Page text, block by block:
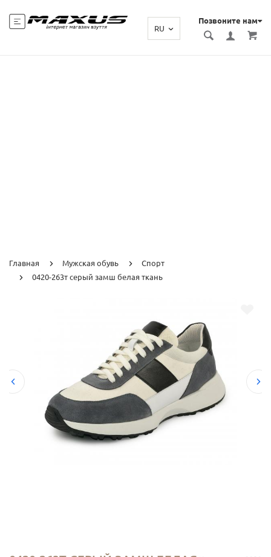
Позвоните нам
RU
Главная Мужская обувь
Спорт
0420-263т серый замш белая ткань